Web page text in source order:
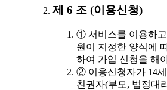
제 6 조 (이용신청)
① 서비스를 이용하
원이 지정한 양식에
하여 가입 신청을 해
② 이용신청자가 14
친권자(부모, 법정대